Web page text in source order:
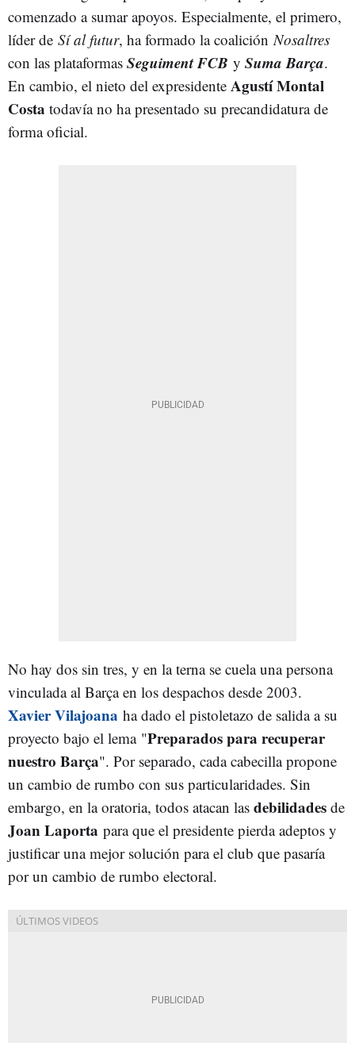
comenzado a sumar apoyos. Especialmente, el primero,
líder de Sí al futur, ha formado la coalición Nosaltres
con las plataformas Seguiment FCB y Suma Barça.
En cambio, el nieto del expresidente Agustí Montal
Costa todavía no ha presentado su precandidatura de
forma oficial.
No hay dos sin tres, y en la terna se cuela una persona
vinculada al Barça en los despachos desde 2003.
Xavier Vilajoana ha dado el pistoletazo de salida a su
proyecto bajo el lema "Preparados para recuperar
nuestro Barça". Por separado, cada cabecilla propone
un cambio de rumbo con sus particularidades. Sin
embargo, en la oratoria, todos atacan las debilidades de
Joan Laporta para que el presidente pierda adeptos y
justificar una mejor solución para el club que pasaría
por un cambio de rumbo electoral.